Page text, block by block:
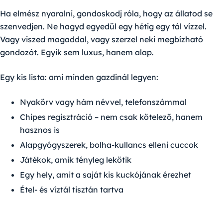
Ha elmész nyaralni, gondoskodj róla, hogy az állatod se
szenvedjen. Ne hagyd egyedül egy hétig egy tál vízzel.
Vagy viszed magaddal, vagy szerzel neki megbízható
gondozót. Egyik sem luxus, hanem alap.
Egy kis lista: ami minden gazdinál legyen:
Nyakörv vagy hám névvel, telefonszámmal
Chipes regisztráció – nem csak kötelező, hanem
hasznos is
Alapgyógyszerek, bolha-kullancs elleni cuccok
Játékok, amik tényleg lekötik
Egy hely, amit a saját kis kuckójának érezhet
Étel- és víztál tisztán tartva